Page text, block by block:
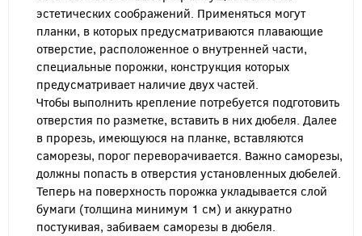
эстетических соображений. Применяться могут
планки, в которых предусматриваются плавающие
отверстие, расположенное о внутренней части,
специальные порожки, конструкция которых
предусматривает наличие двух частей.
Чтобы выполнить крепление потребуется подготовить
отверстия по разметке, вставить в них дюбеля. Далее
в прорезь, имеющуюся на планке, вставляются
саморезы, порог переворачивается. Важно саморезы,
должны попасть в отверстия установленных дюбелей.
Теперь на поверхность порожка укладывается слой
бумаги (толщина минимум 1 см) и аккуратно
постукивая, забиваем саморезы в дюбеля.